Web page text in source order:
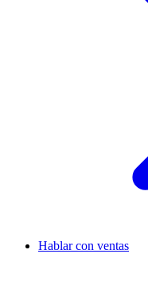
Hablar con ventas